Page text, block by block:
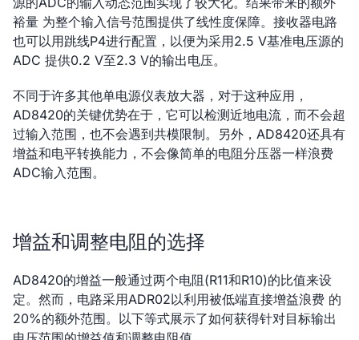
裕量 为整个输入信号范围提供了线性度保障。接收器电路
也可以用跳线P4进行配置，以便为采用2.5 V基准电压源的
ADC 提供0.2 V至2.3 V的输出电压。
不同于许多其他单电源仪表放大器，对于这种应用，
AD8420的关键优势在于，它可以检测近地电流，而不会超
过输入范围，也不会遇到共模限制。另外，AD8420还具有
增益和电平转换能力，不会像简单的电阻分压器一样浪费
ADC输入范围。
增益和调整电阻的选择
AD8420的增益一般通过两个电阻(R11和R10)的比值来设
定。然而，电路采用ADR02以利用被低端直接增益浪费 的
20%的额外范围。以下等式展示了如何获得针对目标输出